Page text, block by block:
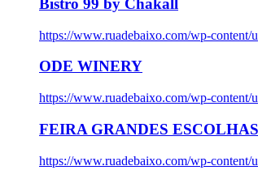
Bistro 99 by Chakall
https://www.ruadebaixo.com/wp-content/
ODE WINERY
https://www.ruadebaixo.com/wp-
FEIRA GRANDES
https://www.ruadebaixo.com/wp-content/